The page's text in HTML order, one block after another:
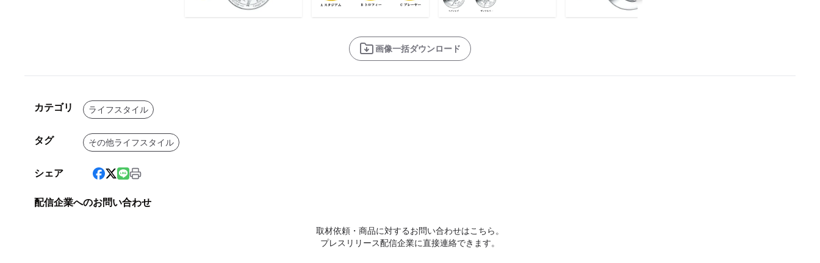
画像一括ダウンロード
カテゴリ ライフスタイル
タグ その他ライフスタイル
シェア
配信企業へのお問い合わせ
取材依頼・商品に対するお問い合わせはこちら。
プレスリリース配信企業に直接連絡できます。